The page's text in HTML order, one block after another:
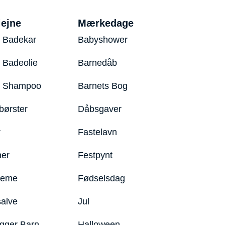
Badekar
Badeolie
Shampoo
Mærkedage
Babyshower
Barnedåb
Barnets Bog
Dåbsgaver
Fastelavn
Festpynt
Fødselsdag
Jul